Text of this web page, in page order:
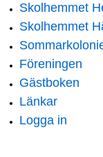
Skolhemmet
Skolhemmet
Föreningen
Gästboken
Länkar
Logga in